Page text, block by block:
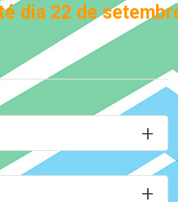
dia 22 de